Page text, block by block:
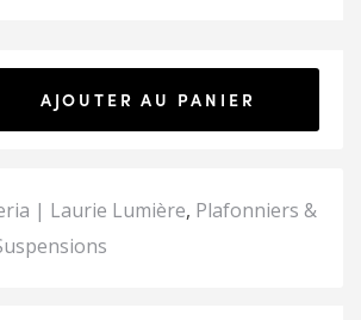
AJOUTER AU PANIER
| Laurie Lumière, Plafonniers &